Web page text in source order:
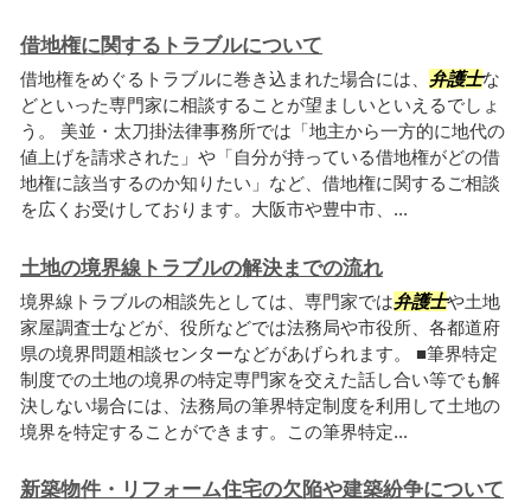
借地権に関するトラブルについて
借地権をめぐるトラブルに巻き込まれた場合には、 弁護士な
どといった専門家に相談することが望ましいといえるでしょ
う。 美並・太刀掛法律事務所では「地主から一方的に地代の
値上げを請求された」や「自分が持っている借地権がどの借
地権に該当するのか知りたい」など、借地権に関するご相談
を広くお受けしております。大阪市や豊中市、...
土地の境界線トラブルの解決までの流れ
境界線トラブルの相談先としては、専門家では弁護士や土地
家屋調査士などが、役所などでは法務局や市役所、各都道府
県の境界問題相談センターなどがあげられます。 ■筆界特定
制度での土地の境界の特定専門家を交えた話し合い等でも解
決しない場合には、法務局の筆界特定制度を利用して土地の
境界を特定することができます。この筆界特定...
新築物件・リフォーム住宅の欠陥や建築紛争について